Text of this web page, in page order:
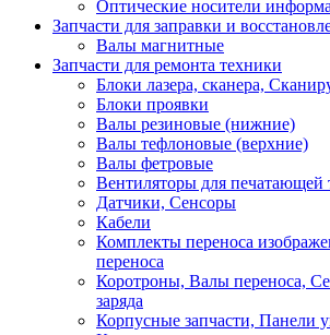
Оптические носители
Запчасти для заправки и
Валы магнитные
Запчасти для ремонта техники
Блоки лазера, сканера,
Блоки проявки
Валы резиновые (нижние)
Валы тефлоновые (верхние)
Валы фетровые
Вентиляторы для печатающей
Датчики, Сенсоры
Кабели
Комплекты переноса
переноса
Коротроны, Валы переноса,
заряда
Корпусные запчасти, Панели